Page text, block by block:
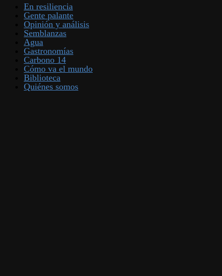
En resiliencia
Gente palante
Opinión y análisis
Semblanzas
Agua
Gastronomías
Carbono 14
Cómo va el mundo
Biblioteca
Quiénes somos